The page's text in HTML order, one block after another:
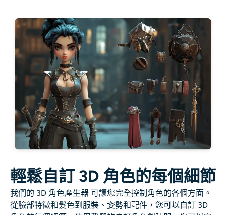
輕鬆自訂 3D 角色的每個細節
我們的 3D 角色產生器 可讓您完全控制角色的各個方面。
從臉部特徵和髮色到服裝、姿勢和配件，您可以自訂 3D